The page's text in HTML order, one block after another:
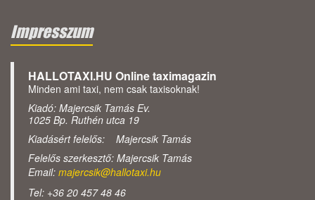
Impresszum
HALLOTAXI.HU Online taximagazin
Minden ami taxi, nem csak taxisoknak!
Kiadó: Majercsik Tamás Ev.
1025 Bp. Ruthén utca 19
Kiadásért felelős: Majercsik Tamás
Felelős szerkesztő: Majercsik Tamás
Email: majercsik@hallotaxi.hu
Tel: +36 20 457 48 46